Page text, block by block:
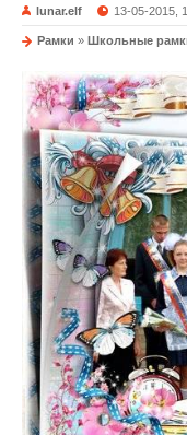
lunar.elf 13-05-2015,
Рамки » Школьные